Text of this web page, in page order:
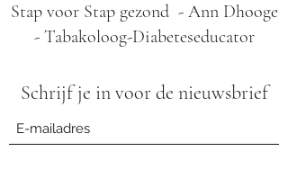
Stap voor Stap gezond - Ann Dhooge
- Tabakoloog-Diabeteseducator
Schrijf je in voor de nieuwsbrief